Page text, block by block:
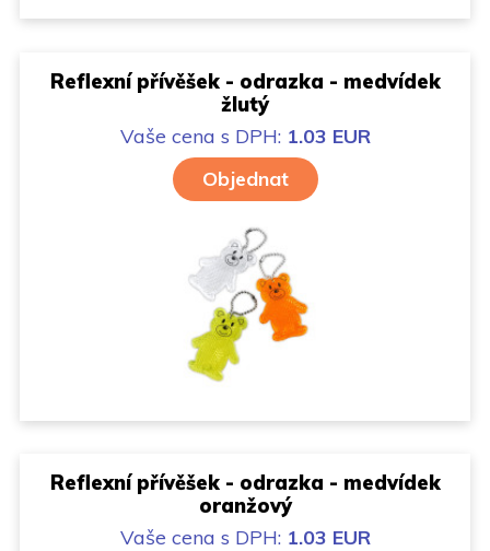
Reflexní přívěšek - odrazka - medvídek
žlutý
Vaše cena s DPH: 1.03 EUR
Objednat
Reflexní přívěšek - odrazka - medvídek
oranžový
Vaše cena s DPH: 1.03 EUR